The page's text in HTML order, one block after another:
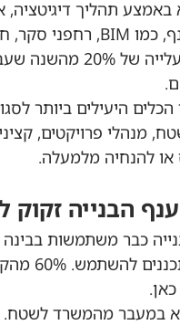
מיישמת רק 6.2,
היעילים ביותר
מנהלי פרויקטים,
או להנחיה מלמעלה.
הבנייה זקוק